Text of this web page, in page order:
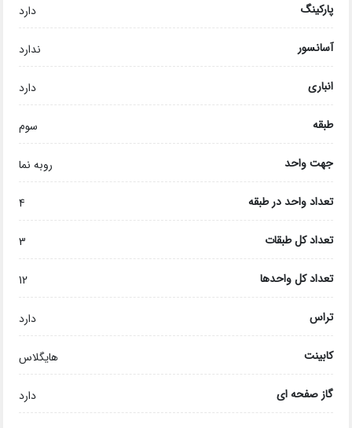
پارکینگ دارد
آسانسور ندارد
انباری دارد
طبقه سوم
جهت واحد روبه نما
تعداد واحد در طبقه 4
تعداد کل طبقات 3
تعداد کل واحدها 12
تراس دارد
کابینت هایگلاس
گاز صفحه ای دارد